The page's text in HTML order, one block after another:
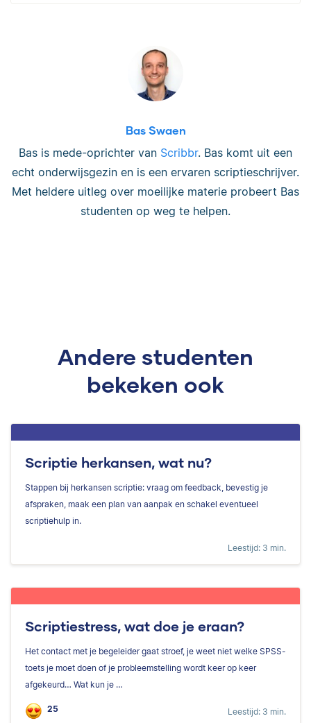
Bas Swaen
Bas is mede-oprichter van Scribbr. Bas komt uit een
echt onderwijsgezin en is een ervaren scriptieschrijver.
Met heldere uitleg over moeilijke materie probeert Bas
studenten op weg te helpen.
Andere studenten
bekeken ook
Scriptie herkansen, wat nu?
Stappen bij herkansen scriptie: vraag om feedback, bevestig je
afspraken, maak een plan van aanpak en schakel eventueel
scriptiehulp in.
Leestijd: 3 min.
Scriptiestress, wat doe je eraan?
Het contact met je begeleider gaat stroef, je weet niet welke SPSS-
toets je moet doen of je probleemstelling wordt keer op keer
afgekeurd… Wat kun je …
25 Leestijd: 3 min.